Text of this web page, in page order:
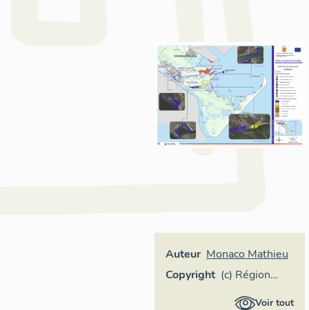
Auteur Monaco Mathieu
Copyright (c) Région
Provence-Voir tout